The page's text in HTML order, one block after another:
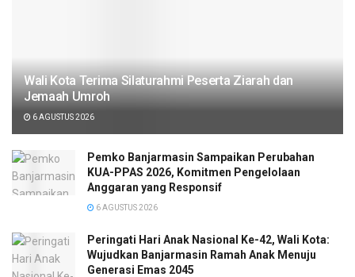
Wali Kota Terima Silaturahmi Peserta Ziarah dan
Jemaah Umroh
6 AGUSTUS 2026
Pemko Banjarmasin Sampaikan Perubahan
KUA-PPAS 2026, Komitmen Pengelolaan
Anggaran yang Responsif
6 AGUSTUS 2026
Peringati Hari Anak Nasional Ke-42, Wali Kota:
Wujudkan Banjarmasin Ramah Anak Menuju
Generasi Emas 2045